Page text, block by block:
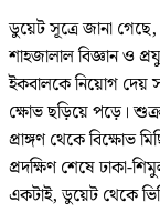
ডুয়েট সূত্রে জানা গেছে,
শাহজালাল বিজ্ঞান ও
ইকবালকে নিয়োগ দেয়
ক্ষোভ ছড়িয়ে পড়ে।
প্রাঙ্গণ থেকে বিক্ষোভ
প্রদক্ষিণ শেষে ঢাকা-
একটাই, ডুয়েট থেকে